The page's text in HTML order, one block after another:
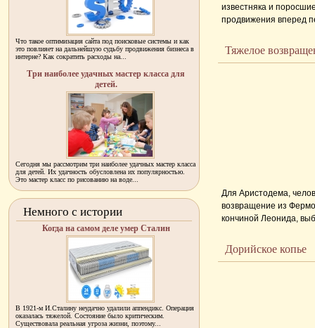
известняка и
продвижения вперед
людей, а зверей:
прибежище самого
Тяжелое
Для Аристодема,
возвращение из
кончиной Леонида,
Каждому мужчине,
испуская стоны.
Дорийское копье
Что такое оптимизация сайта под поисковые системы и как
это повлияет на дальнейшую судьбу продвижения бизнеса в
интерне? Как сократить расходы на...
Три наиболее удачных мастер класса для
детей.
Сегодня мы рассмотрим три наиболее удачных мастер класса
для детей. Их удачность обусловлена их популярностью.
Это мастер класс по рисованию на воде...
Немного с истории
Когда на самом деле умер Сталин
В 1921-м И.Сталину неудачно удалили аппендикс. Операция
оказалась тяжелой. Состояние было критическим.
Существовала реальная угроза жизни, поэтому...